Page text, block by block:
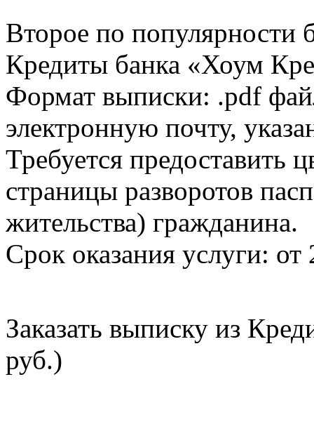
Второе по популярности
Кредиты банка «Хоум
Формат выписки: .pdf
электронную почту,
Требуется предоставить
страницы разворотов
жительства) гражданина.
Срок оказания услуги: от
Заказать выписку из
руб.)